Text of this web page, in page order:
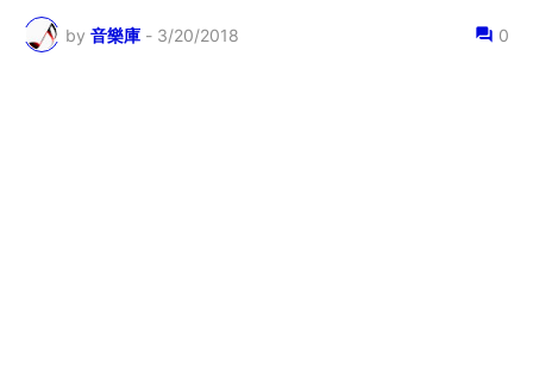
by 音樂庫 - 3/20/2018 0